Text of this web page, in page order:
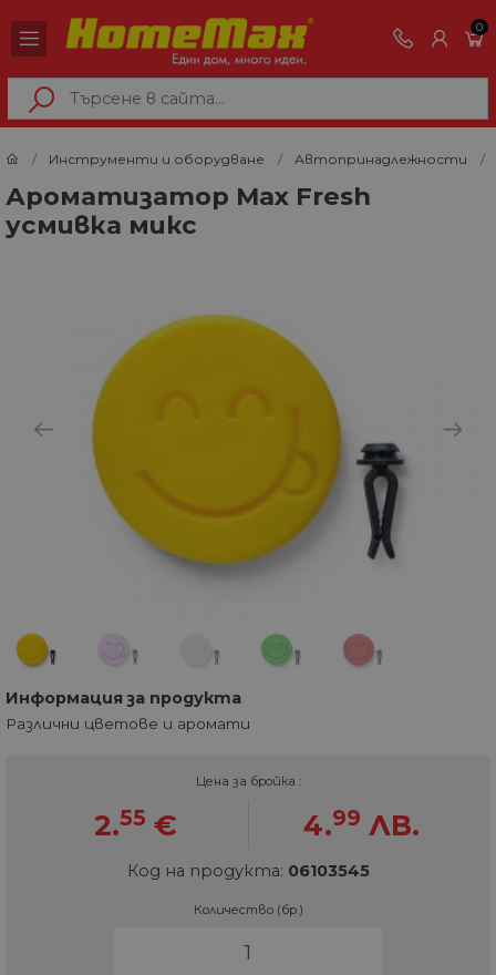
0
Инструменти и оборудване Автопринадлежности
Ароматизатор Max Fresh
усмивка микс
Информация за продукта
Различни цветове и аромати
Цена за бройка :
2.55 € 4.99 ЛВ.
Код на продукта: 06103545
Количество (бр.)